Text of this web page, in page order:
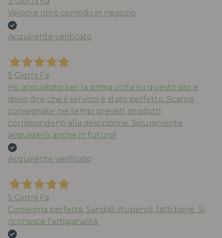
Veloci e ritiro comodo in negozio
Acquirente verificato
5 Giorni Fa
Ho acquistato per la prima volta su questo sito e
devo dire che il servizio è stato perfetto. Scarpe
consegnate nei tempi previsti, prodotti
corrispondenti alla descrizione. Sicuramente
acquisterò anche in futuro!
Acquirente verificato
5 Giorni Fa
Consegna perfetta. Sandali stupendi, fatti bene. Si
riconosce l'artigianalità.